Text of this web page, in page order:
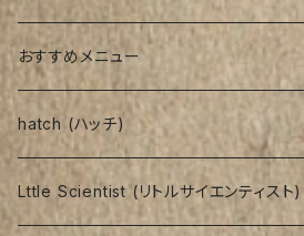
おすすめメニュー
hatch (ハッチ)
Lttle Scientist (リトルサイエンティスト)